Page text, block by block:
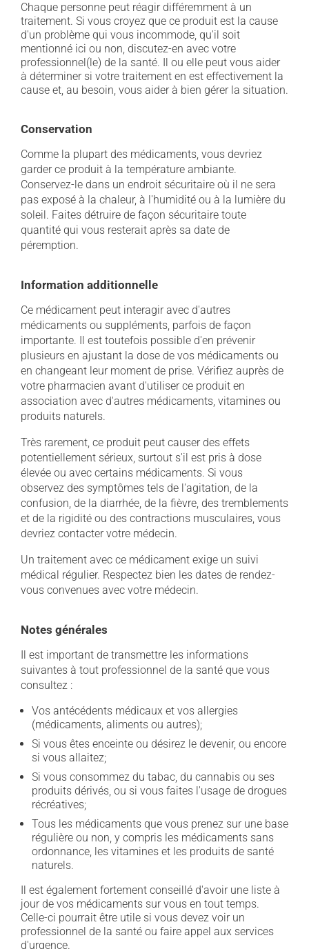
Chaque personne peut réagir différemment à un
traitement. Si vous croyez que ce produit est la cause
d'un problème qui vous incommode, qu'il soit
mentionné ici ou non, discutez-en avec votre
professionnel(le) de la santé. Il ou elle peut vous aider
à déterminer si votre traitement en est effectivement la
cause et, au besoin, vous aider à bien gérer la situation.
Conservation
Comme la plupart des médicaments, vous devriez
garder ce produit à la température ambiante.
Conservez-le dans un endroit sécuritaire où il ne sera
pas exposé à la chaleur, à l'humidité ou à la lumière du
soleil. Faites détruire de façon sécuritaire toute
quantité qui vous resterait après sa date de
péremption.
Information additionnelle
Ce médicament peut interagir avec d'autres
médicaments ou suppléments, parfois de façon
importante. Il est toutefois possible d'en prévenir
plusieurs en ajustant la dose de vos médicaments ou
en changeant leur moment de prise. Vérifiez auprès de
votre pharmacien avant d'utiliser ce produit en
association avec d'autres médicaments, vitamines ou
produits naturels.
Très rarement, ce produit peut causer des effets
potentiellement sérieux, surtout s'il est pris à dose
élevée ou avec certains médicaments. Si vous
observez des symptômes tels de l'agitation, de la
confusion, de la diarrhée, de la fièvre, des tremblements
et de la rigidité ou des contractions musculaires, vous
devriez contacter votre médecin.
Un traitement avec ce médicament exige un suivi
médical régulier. Respectez bien les dates de rendez-
vous convenues avec votre médecin.
Notes générales
Il est important de transmettre les informations
suivantes à tout professionnel de la santé que vous
consultez :
Vos antécédents médicaux et vos allergies
(médicaments, aliments ou autres);
Si vous êtes enceinte ou désirez le devenir, ou encore
si vous allaitez;
Si vous consommez du tabac, du cannabis ou ses
produits dérivés, ou si vous faites l'usage de drogues
récréatives;
Tous les médicaments que vous prenez sur une base
régulière ou non, y compris les médicaments sans
ordonnance, les vitamines et les produits de santé
naturels.
Il est également fortement conseillé d'avoir une liste à
jour de vos médicaments sur vous en tout temps.
Celle-ci pourrait être utile si vous devez voir un
professionnel de la santé ou faire appel aux services
d'urgence.